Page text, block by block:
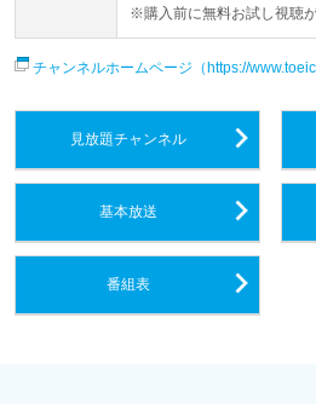
※購入前に無料お試し視聴
チャンネルホームページ（https://
見放題チャンネル
基本放送
番組表